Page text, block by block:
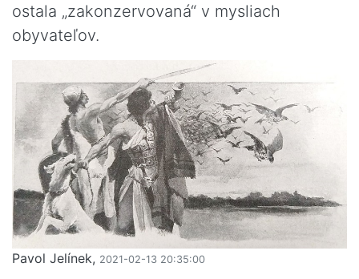
ostala „zakonzervovaná“ v mysliach
obyvateľov.
Pavol Jelínek, 2021-02-13 20:35:00